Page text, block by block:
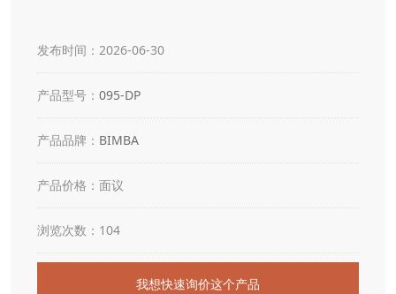
发布时间：2026-06-30
产品型号： 095-DP
产品品牌： BIMBA
产品价格：面议
浏览次数：104
我想快速询价这个产品